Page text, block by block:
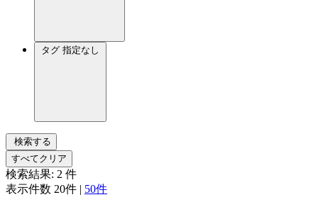
タグ 指定なし
検索する
すべてクリア
検索結果: 2 件
表示件数 20件 | 50件